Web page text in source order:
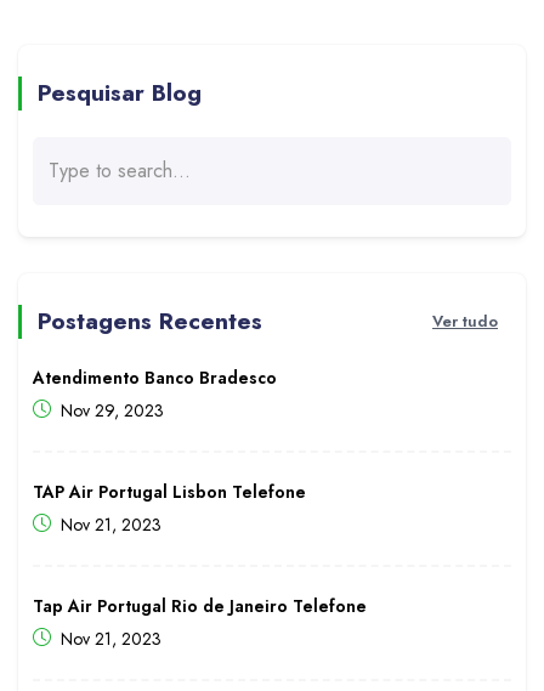
Pesquisar Blog
Postagens Recentes Ver tudo
Atendimento Banco Bradesco
Nov 29, 2023
TAP Air Portugal Lisbon Telefone
Nov 21, 2023
Tap Air Portugal Rio de Janeiro Telefone
Nov 21, 2023